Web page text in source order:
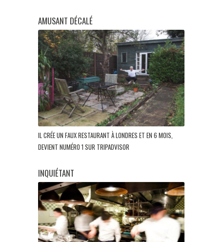
AMUSANT DÉCALÉ
IL CRÉE UN FAUX RESTAURANT À LONDRES ET EN 6 MOIS,
DEVIENT NUMÉRO 1 SUR TRIPADVISOR
INQUIÉTANT